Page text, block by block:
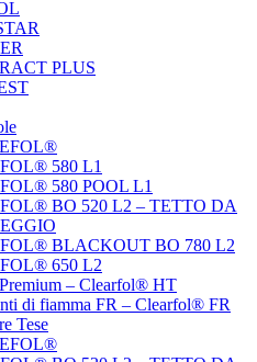
PLUS
580 L1
580 POOL L1
BO 520 L2 – TETTO DA
BLACKOUT BO 780 L2
650 L2
– Clearfol® HT
di fiamma FR – Clearfol® FR
Tese